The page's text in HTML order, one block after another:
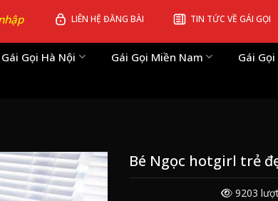
LIÊN HỆ ĐĂNG BÀI TIN TỨC VỀ GÁI GỌI
Gái Gọi Hà Nội Gái Gọi Miền Nam Gái
Bé Ngọc hotgirl trẻ
9203